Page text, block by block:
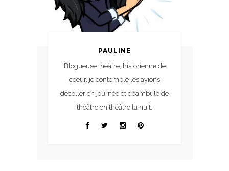
PAULINE
Blogueuse théâtre, historienne de
coeur, je contemple les avions
décoller en journée et déambule de
théâtre en théâtre la nuit.